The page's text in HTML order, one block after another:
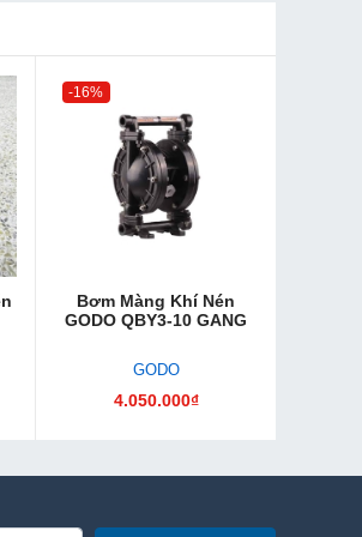
-16%
Bơm Màng Khí Nén
GODO QBY3-10 GANG
GODO
4.050.000₫